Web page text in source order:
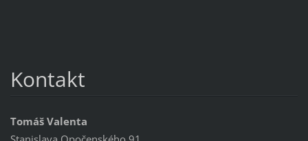
Kontakt
Tomáš Valenta